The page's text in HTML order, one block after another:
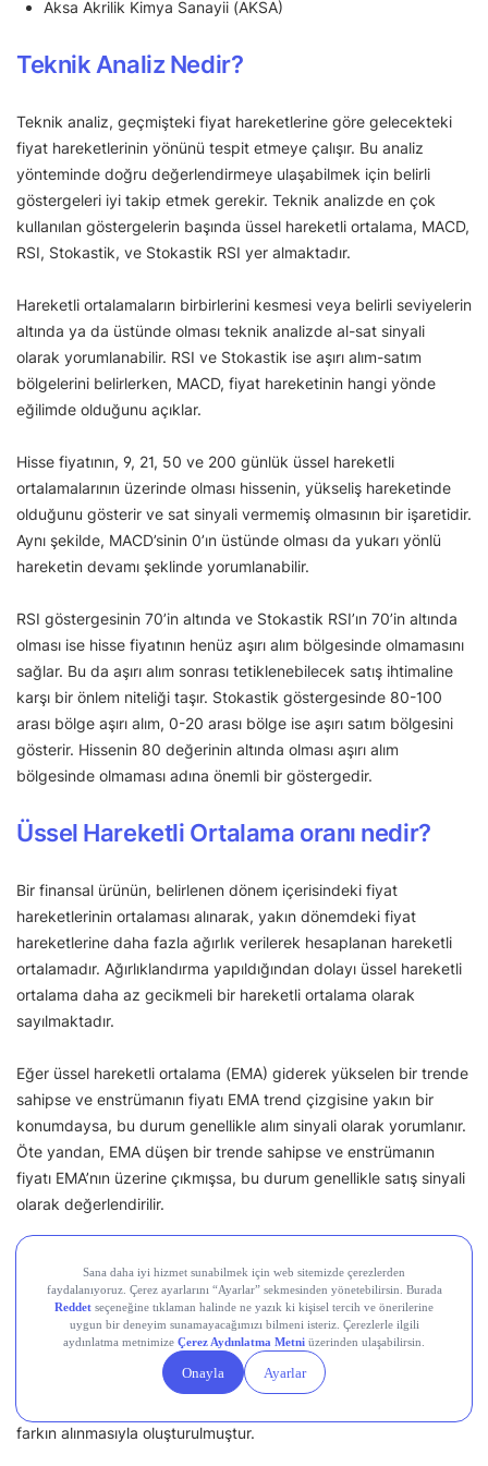
Aksa Akrilik Kimya Sanayii (AKSA)
Teknik Analiz Nedir?
Teknik analiz, geçmişteki fiyat hareketlerine göre gelecekteki
fiyat hareketlerinin yönünü tespit etmeye çalışır. Bu analiz
yönteminde doğru değerlendirmeye ulaşabilmek için belirli
göstergeleri iyi takip etmek gerekir. Teknik analizde en çok
kullanılan göstergelerin başında üssel hareketli ortalama, MACD,
RSI, Stokastik, ve Stokastik RSI yer almaktadır.
Hareketli ortalamaların birbirlerini kesmesi veya belirli seviyelerin
altında ya da üstünde olması teknik analizde al-sat sinyali
olarak yorumlanabilir. RSI ve Stokastik ise aşırı alım-satım
bölgelerini belirlerken, MACD, fiyat hareketinin hangi yönde
eğilimde olduğunu açıklar.
Hisse fiyatının, 9, 21, 50 ve 200 günlük üssel hareketli
ortalamalarının üzerinde olması hissenin, yükseliş hareketinde
olduğunu gösterir ve sat sinyali vermemiş olmasının bir işaretidir.
Aynı şekilde, MACD’sinin 0’ın üstünde olması da yukarı yönlü
hareketin devamı şeklinde yorumlanabilir.
RSI göstergesinin 70’in altında ve Stokastik RSI’ın 70’in altında
olması ise hisse fiyatının henüz aşırı alım bölgesinde olmamasını
sağlar. Bu da aşırı alım sonrası tetiklenebilecek satış ihtimaline
karşı bir önlem niteliği taşır. Stokastik göstergesinde 80-100
arası bölge aşırı alım, 0-20 arası bölge ise aşırı satım bölgesini
gösterir. Hissenin 80 değerinin altında olması aşırı alım
bölgesinde olmaması adına önemli bir göstergedir.
Üssel Hareketli Ortalama oranı nedir?
Bir finansal ürünün, belirlenen dönem içerisindeki fiyat
hareketlerinin ortalaması alınarak, yakın dönemdeki fiyat
hareketlerine daha fazla ağırlık verilerek hesaplanan hareketli
ortalamadır. Ağırlıklandırma yapıldığından dolayı üssel hareketli
ortalama daha az gecikmeli bir hareketli ortalama olarak
sayılmaktadır.
Eğer üssel hareketli ortalama (EMA) giderek yükselen bir trende
sahipse ve enstrümanın fiyatı EMA trend çizgisine yakın bir
konumdaysa, bu durum genellikle alım sinyali olarak yorumlanır.
Öte yandan, EMA düşen bir trende sahipse ve enstrümanın
fiyatı EMA’nın üzerine çıkmışsa, bu durum genellikle satış sinyali
olarak değerlendirilir.
MACD (Hareketli Ortalama
Yakınsama/Diverjans) Nedir?
Teknik analizde fiyatın kısa dönemli eğilimiyle uzun dönemli
eğilimi arasındaki ilişkiyi gösterir. Kısa vadeli (12 günlük) üssel
ortalama ile uzun vadeli 26 günlük üssel ortalama arasındaki
farkın alınmasıyla oluşturulmuştur.